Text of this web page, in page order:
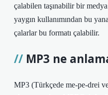
çalabilen taşınabilir bir medya
yaygın kullanımından bu
çalarlar bu formatı çalabilir.
MP3 ne
MP3 (Türkçede me-pe-drei